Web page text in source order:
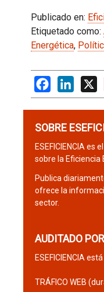
Publicado en:
Etiquetado como:
Energética,
Facebook X
SOBRE
ESEFICIENCIA es
sobre la Eficiencia
Publica
ofrece la
sector.
AUDITADO
ESEFICIENCIA
TRÁFICO WEB